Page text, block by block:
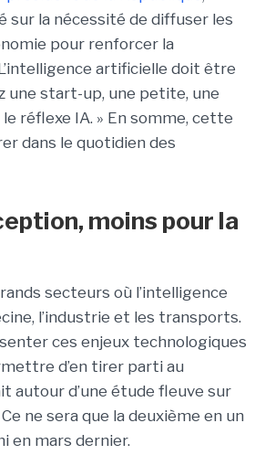
sur la nécessité de diffuser les
pour renforcer la
artificielle doit être
une start-up, une petite, une
réflexe IA. » En somme, cette
dans le quotidien des
moins pour la
secteurs où l’intelligence
l’industrie et les transports.
ces enjeux technologiques
d’en tirer parti au
autour d’une étude fleuve sur
ne sera que la deuxième en un
en mars dernier.